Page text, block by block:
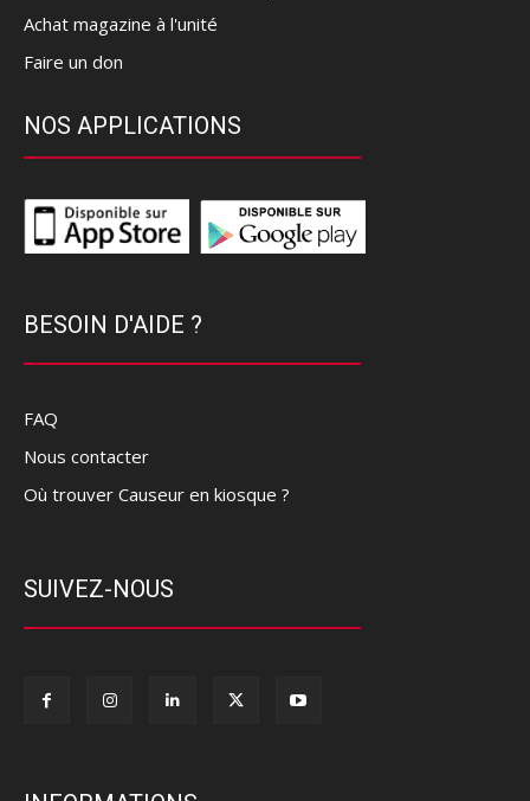
Achat magazine à l'unité
Faire un don
NOS APPLICATIONS
BESOIN D'AIDE ?
FAQ
Nous contacter
Où trouver Causeur en kiosque ?
SUIVEZ-NOUS